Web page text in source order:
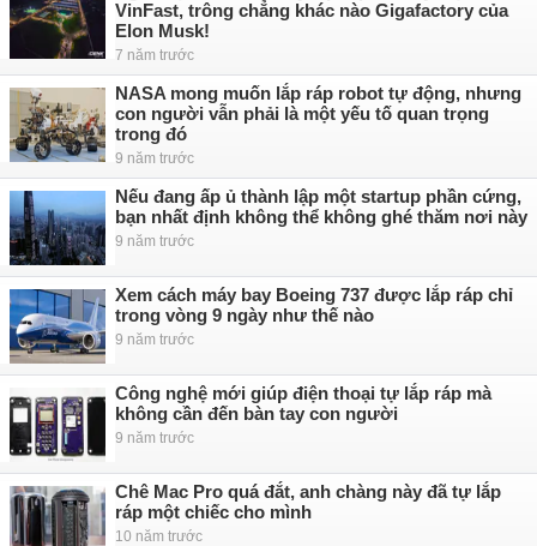
VinFast, trông chẳng khác nào Gigafactory của
Elon Musk!
7 năm trước
NASA mong muốn lắp ráp robot tự động, nhưng
con người vẫn phải là một yếu tố quan trọng
trong đó
9 năm trước
Nếu đang ấp ủ thành lập một startup phần cứng,
bạn nhất định không thể không ghé thăm nơi này
9 năm trước
Xem cách máy bay Boeing 737 được lắp ráp chỉ
trong vòng 9 ngày như thế nào
9 năm trước
Công nghệ mới giúp điện thoại tự lắp ráp mà
không cần đến bàn tay con người
9 năm trước
Chê Mac Pro quá đắt, anh chàng này đã tự lắp
ráp một chiếc cho mình
10 năm trước